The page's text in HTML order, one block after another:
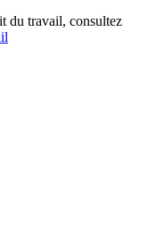
du travail, consultez